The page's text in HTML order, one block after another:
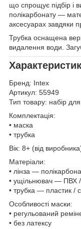
що спрощує підбір і
полікарбонату —
аксесуарах завдяки
Трубка оснащена
видалення води.
Бренд: Intex
Артикул: 55949
Тип товару: набір
Комплектація:
• маска
• трубка
Вік: 8+ (від
Матеріали:
• лінза —
• ущільнювач — ПВХ /
• трубка — пластик /
Особливості маски:
• регульований
• без латексу